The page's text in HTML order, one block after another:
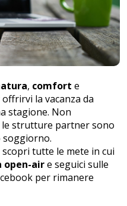
, comfort e
offrirvi la vacanza da
stagione. Non
le strutture partner sono
soggiorno.
scopri tutte le mete in cui
open-aire seguici sulle
per rimanere